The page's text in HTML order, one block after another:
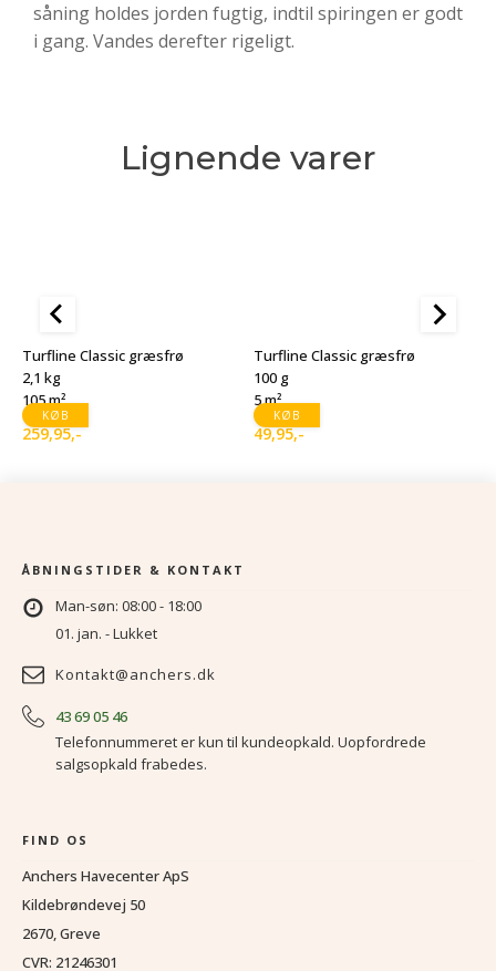
såning holdes jorden fugtig, indtil spiringen er godt
i gang. Vandes derefter rigeligt.
Lignende varer
KØB
Turfline Classic græsfrø
2,1 kg
105 m²
259,95,-
KØB
Turfline Classic græsfrø
100 g
5 m²
49,95,-
ÅBNINGSTIDER & KONTAKT
Man-søn: 08:00 - 18:00
01. jan. - Lukket
Kontakt@anchers.dk
43 69 05 46
Telefonnummeret er kun til kundeopkald. Uopfordrede
salgsopkald frabedes.
FIND OS
Anchers Havecenter ApS
Kildebrøndevej 50
2670, Greve
CVR: 21246301